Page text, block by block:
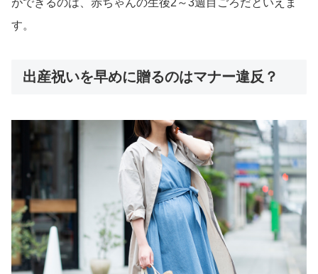
ができるのは、赤ちゃんの生後2～3週目ごろだといえま
す。
出産祝いを早めに贈るのはマナー違反？